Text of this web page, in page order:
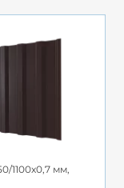
1100x0,7 мм,